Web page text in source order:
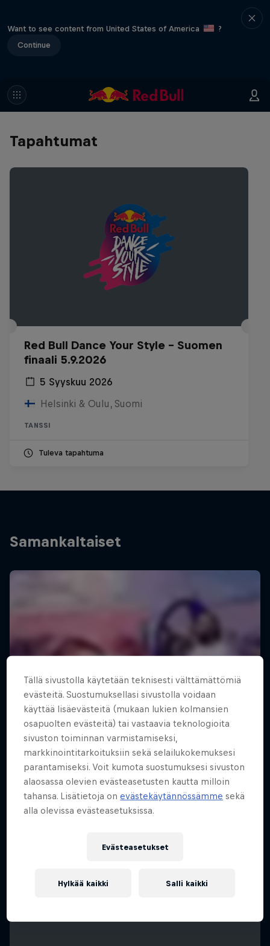
Want to see content from United States of America
?
Continue
Tapahtumat
Red Bull Dance Your Style - Suomen
finaali 5.9.2026
5 Syyskuu 2026
Helsinki & Oulu, Suomi
TANSSI
Tuleva tapahtuma
Samankaltaiset
Tällä sivustolla käytetään teknisesti välttämättömiä
evästeitä. Suostumuksellasi sivustolla voidaan
käyttää lisäevästeitä (mukaan lukien kolmansien
osapuolten evästeitä) tai vastaavia teknologioita
sivuston toiminnan varmistamiseksi,
markkinointitarkoituksiin sekä selailukokemuksesi
parantamiseksi. Voit kumota suostumuksesi sivuston
alaosassa olevien evästeasetusten kautta milloin
tahansa. Lisätietoja onevästekäytännössämme sekä
alla olevissa evästeasetuksissa.
Evästeasetukset
Hylkää kaikki Salli kaikki